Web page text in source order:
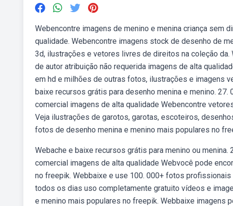
Webencontre imagens de menino e menina criança sem
qualidade. Webencontre imagens stock de desenho de
3d, ilustrações e vetores livres de direitos na coleção
de autor atribuição não requerida imagens de alta
em hd e milhões de outras fotos, ilustrações e imagens
baixe recursos grátis para desenho menina e menino.
comercial imagens de alta qualidade Webencontre
Veja ilustrações de garotos, garotas, escoteiros,
fotos de desenho menina e menino mais populares no
Webache e baixe recursos grátis para menino ou
comercial imagens de alta qualidade Webvocê pode
no freepik. Webbaixe e use 100. 000+ fotos
todos os dias uso completamente gratuito vídeos e
e menino mais populares no freepik. Webbaixe imagens